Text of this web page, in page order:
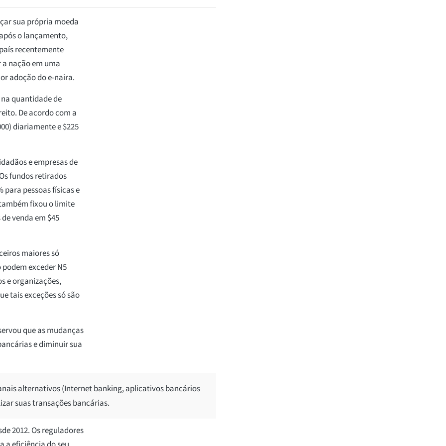
sua própria moeda
o lançamento,
recentemente
nação em uma
adoção do e-naira.
quantidade de
De acordo com a
diariamente e $225
e empresas de
fundos retirados
para pessoas físicas e
fixou o limite
venda em $45
maiores só
exceder N5
e organizações,
tais exceções só são
que as mudanças
e diminuir sua
alternativos (Internet banking, aplicativos bancários
suas transações bancárias.
2012. Os reguladores